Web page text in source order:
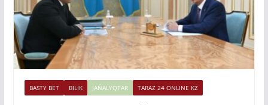
BASTY BET BILİK JAŃALYQTAR TARAZ 24 ONLINE KZ